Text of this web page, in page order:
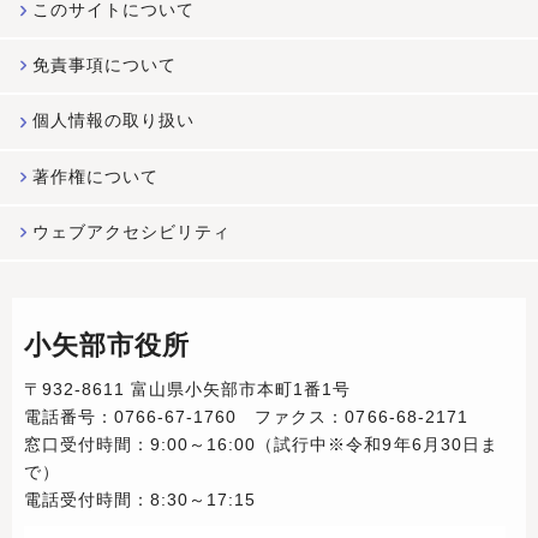
このサイトについて
免責事項について
個人情報の取り扱い
著作権について
ウェブアクセシビリティ
小矢部市役所
〒932-8611 富山県小矢部市本町1番1号
電話番号：0766-67-1760 ファクス：0766-68-2171
窓口受付時間：9:00～16:00（試行中※令和9年6月30日ま
で）
電話受付時間：8:30～17:15